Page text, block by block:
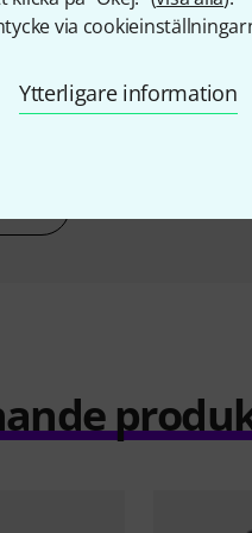
via
Ytterligare information
Evh 5150 Iconic 80W Top